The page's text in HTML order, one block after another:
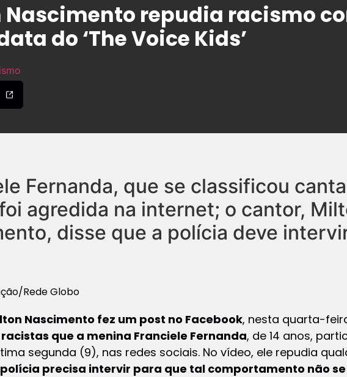
Nascimento repudia racismo
do ‘The Voice Kids’
Fernanda, que se classificou
foi agredida na internet; o cantor,
disse que a polícia deve
Rede Globo
Nascimento fez um post no Facebook, nesta quarta-
que a menina Franciele Fernanda, de 14 anos,
segunda (9), nas redes sociais. No vídeo, ele repudia
precisa intervir para que tal comportamento não